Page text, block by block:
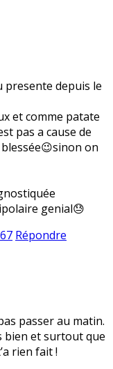
presente depuis le
et comme patate
pas a cause de
on
genial😓
Répondre
passer au matin.
bien et surtout que
rien fait !